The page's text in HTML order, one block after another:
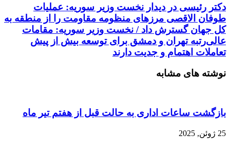
دکتر رئیسی در دیدار نخست وزیر سوریه: عملیات
طوفان الاقصی مرزهای منظومه مقاومت را از منطقه به
کل جهان گسترش داد / نخست وزیر سوریه: مقامات
عالی‌رتبه تهران و دمشق برای توسعه بیش از پیش
تعاملات اهتمام و جدیت دارند
نوشته های مشابه
بازگشت ساعات اداری به حالت قبل از هفتم تیر ماه
25 ژوئن, 2025